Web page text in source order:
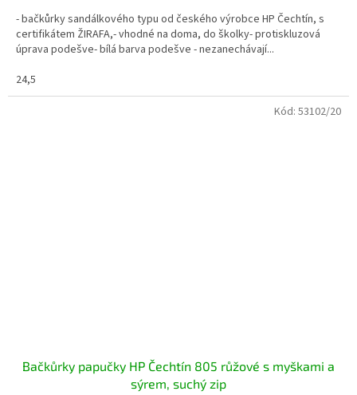
- bačkůrky sandálkového typu od českého výrobce HP Čechtín, s
certifikátem ŽIRAFA,- vhodné na doma, do školky- protiskluzová
úprava podešve- bílá barva podešve - nezanechávají...
24,5
Bačkůrky papučky HP Čechtín 805 růžové s myškami a
sýrem, suchý zip
Kód: 53102/20